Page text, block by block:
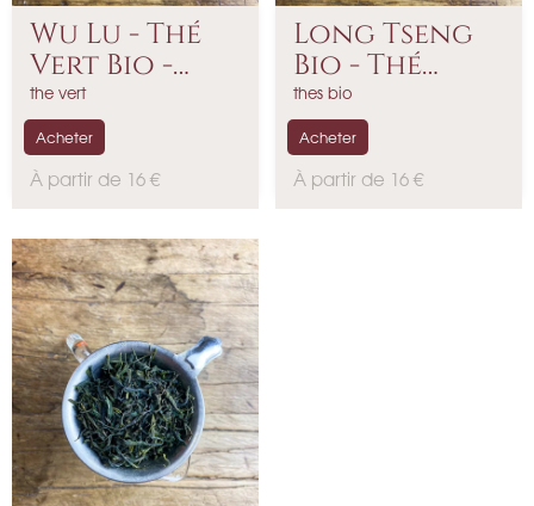
Wu Lu - Thé
Vert Bio -
Chine
the vert
P
x
À partir de 16 €
Acheter
Long Tseng
Bio - Thé
Vert...
thes bio
P
À partir de 16 €
Acheter